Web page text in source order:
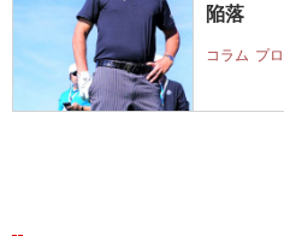
陥落
コラム プ